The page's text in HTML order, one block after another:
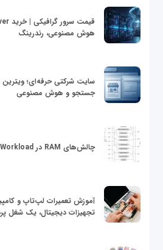
هوش مصنوعی، رندرینگ
سایت شرکتی حرفه‌ای؛ ویترین
جستجو و هوش مصنوعی
چالش‌های RAM در Workloadهای محاسباتی HPC
آموزش تعمیرات لپ‌تاپ و
تجهیزات دیجیتال، یک شغل